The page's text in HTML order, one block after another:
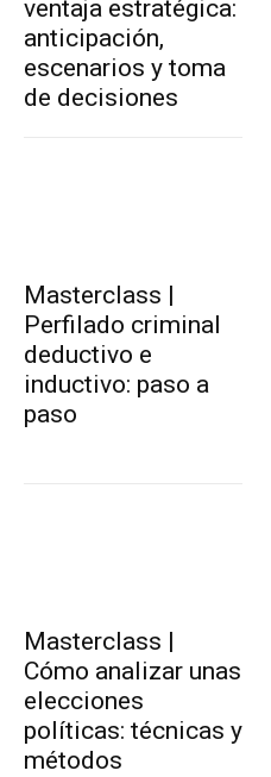
ventaja estratégica:
anticipación,
escenarios y toma
de decisiones
Masterclass |
Perfilado criminal
deductivo e
inductivo: paso a
paso
Masterclass |
Cómo analizar unas
elecciones
políticas: técnicas y
métodos